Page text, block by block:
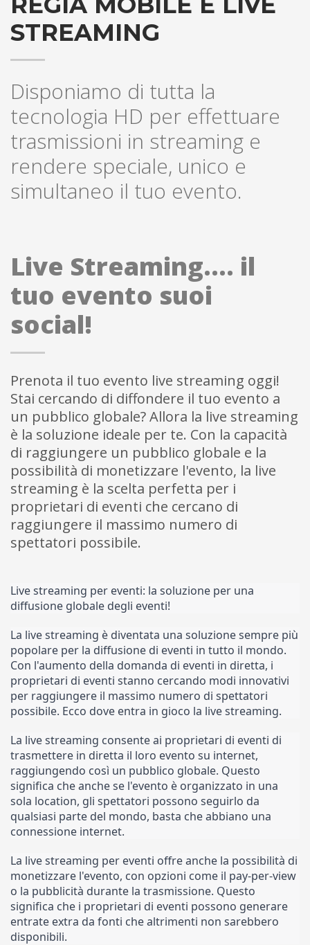
STREAMING
Disponiamo di tutta la
tecnologia HD per effettuare
trasmissioni in streaming e
rendere speciale, unico e
simultaneo il tuo evento.
Live Streaming.... il
tuo evento suoi
social!
Prenota il tuo evento live streaming oggi!
Stai cercando di diffondere il tuo evento a
un pubblico globale? Allora la live streaming
è la soluzione ideale per te. Con la capacità
di raggiungere un pubblico globale e la
possibilità di monetizzare l'evento, la live
streaming è la scelta perfetta per i
proprietari di eventi che cercano di
raggiungere il massimo numero di
spettatori possibile.
Live streaming per eventi: la soluzione per una
diffusione globale degli eventi!
La live streaming è diventata una soluzione sempre più
popolare per la diffusione di eventi in tutto il mondo.
Con l'aumento della domanda di eventi in diretta, i
proprietari di eventi stanno cercando modi innovativi
per raggiungere il massimo numero di spettatori
possibile. Ecco dove entra in gioco la live streaming.
La live streaming consente ai proprietari di eventi di
trasmettere in diretta il loro evento su internet,
raggiungendo così un pubblico globale. Questo
significa che anche se l'evento è organizzato in una
sola location, gli spettatori possono seguirlo da
qualsiasi parte del mondo, basta che abbiano una
connessione internet.
La live streaming per eventi offre anche la possibilità di
monetizzare l'evento, con opzioni come il pay-per-view
o la pubblicità durante la trasmissione. Questo
significa che i proprietari di eventi possono generare
entrate extra da fonti che altrimenti non sarebbero
disponibili.